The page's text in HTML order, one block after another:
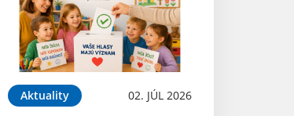
Aktuality 02. JÚL 2026